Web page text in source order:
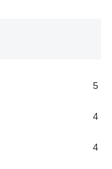
5
4
4